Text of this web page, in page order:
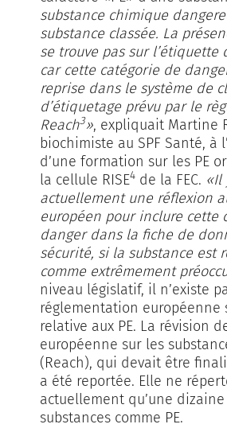
substance chimique
substance classée. La
se trouve pas sur l’étiquette
car cette catégorie de
reprise dans le système de
d’étiquetage prévu par le
Reach3», expliquait Martine
biochimiste au SPF Santé, à
d’une formation sur les PE
la cellule RISE4 de la FEC. «Il
actuellement une réflexion
européen pour inclure cette
danger dans la fiche de
sécurité, si la substance est
comme extrêmement
niveau législatif, il n’existe
réglementation européenne
relative aux PE. La révision
européenne sur les
(Reach), qui devait être
a été reportée. Elle ne
actuellement qu’une
substances comme PE.